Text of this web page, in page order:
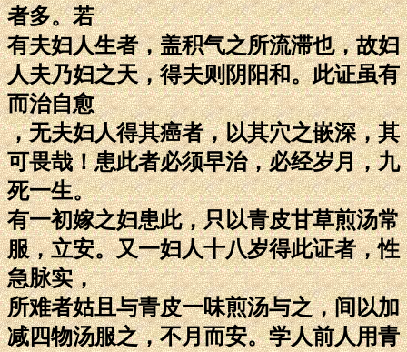
者多。若
有夫妇人生者，盖积气之所流滞也，故妇
人夫乃妇之天，得夫则阴阳和。此证虽有
而治自愈
，无夫妇人得其癌者，以其穴之嵌深，其
可畏哉！患此者必须早治，必经岁月，九
死一生。
有一初嫁之妇患此，只以青皮甘草煎汤常
服，立安。又一妇人十八岁得此证者，性
急脉实，
所难者姑且与青皮一味煎汤与之，间以加
减四物汤服之，不月而安。学人前人用青